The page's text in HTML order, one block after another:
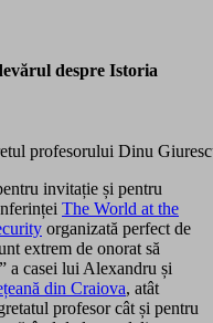
despre Istoria
profesorului Dinu
invitație și pentru
The World at the
organizată perfect de
extrem de onorat să
a casei lui Alexandru și
din Craiova, atât
profesor cât și pentru